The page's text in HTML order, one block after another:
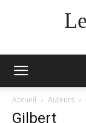
Accueil Auteurs
Gilbert